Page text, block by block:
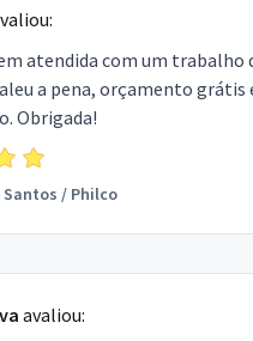
atendida com um trabalho
a pena, orçamento grátis
Obrigada!
/ Philco
avaliou: